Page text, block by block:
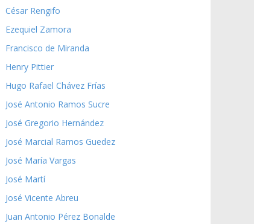
César Rengifo
Ezequiel Zamora
Francisco de Miranda
Henry Pittier
Hugo Rafael Chávez Frías
José Antonio Ramos Sucre
José Gregorio Hernández
José Marcial Ramos Guedez
José María Vargas
José Martí
José Vicente Abreu
Juan Antonio Pérez Bonalde